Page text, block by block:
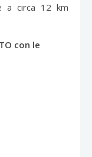
a circa 12 km
con le